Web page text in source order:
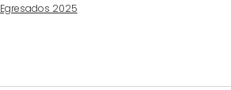
Egresados 2025